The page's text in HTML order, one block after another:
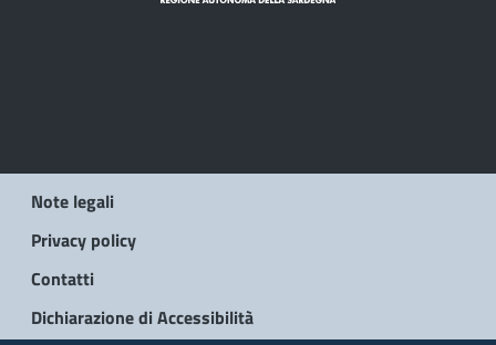
Note legali
Privacy policy
Contatti
Dichiarazione di Accessibilità